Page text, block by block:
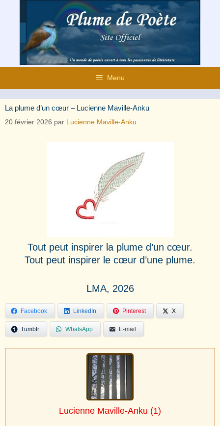
contenu
Menu
La plume d’un cœur – Lucienne Maville-Anku
20 février 2026 par Lucienne Maville-Anku
Tout peut inspirer la plume d’un cœur.
Tout peut inspirer le cœur d’une plume.
LMA, 2026
Facebook LinkedIn Pinterest X
Tumblr WhatsApp E-mail
Lucienne Maville-Anku (1)